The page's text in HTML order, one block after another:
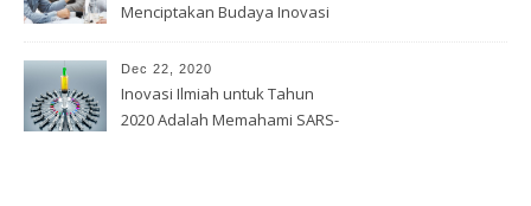
Menciptakan Budaya Inovasi
Dec 22, 2020
Inovasi Ilmiah untuk Tahun
2020 Adalah Memahami SARS-